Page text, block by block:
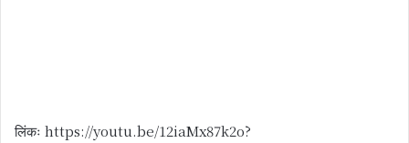
लिंकः https://youtu.be/12iaMx87k2o?